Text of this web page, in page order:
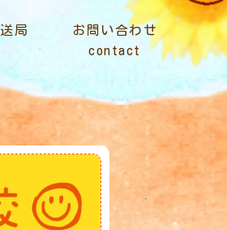
局
お問い合わせ
contact